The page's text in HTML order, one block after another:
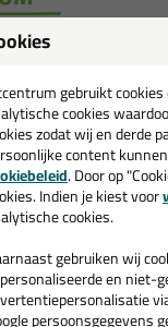
je kit in een
voor
kleur zoekt
nog! Op
je meer weten over
gebruikt
cookies
zodat wij en derde
content
. Door op
Indien je kiest voor
cookies.
gebruiken wij
en niet-
persoonsgegevens
💚
en ontvang
€35,-bij je eerste